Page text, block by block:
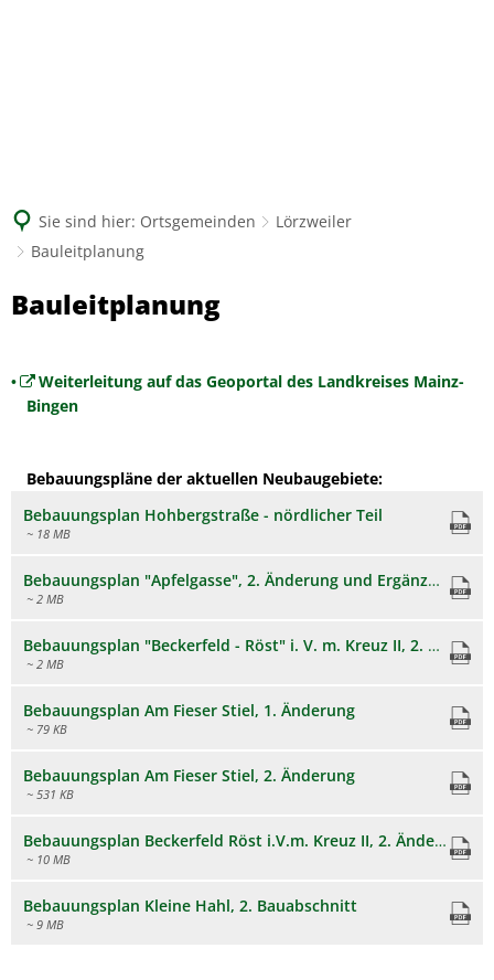
Sie sind hier: Ortsgemeinden
Lörzweiler
Bauleitplanung
Bauleitplanung
Bauleitplanung
Weiterleitung auf das Geoportal des Landkreises Mainz-
Bingen
Bebauungspläne der aktuellen Neubaugebiete:
Bebauungsplan Hohbergstraße - nördlicher Teil
~ 18 MB
Bebauungsplan "Apfelgasse", 2. Änderung und Ergänzung
~ 2 MB
Bebauungsplan "Beckerfeld - Röst" i. V. m. Kreuz II, 2. Änderung
~ 2 MB
Bebauungsplan Am Fieser Stiel, 1. Änderung
~ 79 KB
Bebauungsplan Am Fieser Stiel, 2. Änderung
~ 531 KB
Bebauungsplan Beckerfeld Röst i.V.m. Kreuz II, 2. Änderung
~ 10 MB
Bebauungsplan Kleine Hahl, 2. Bauabschnitt
~ 9 MB